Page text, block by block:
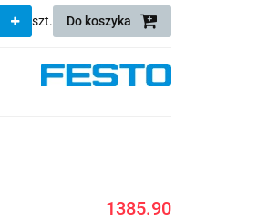
szt. Do koszyka
1385.90